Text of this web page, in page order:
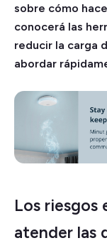
sobre cómo
conocerá las
reducir la carga
abordar
Los riesgos
atender las